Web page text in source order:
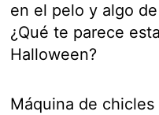
en el pelo y algo
¿Qué te parece
Halloween?
Máquina de chicles